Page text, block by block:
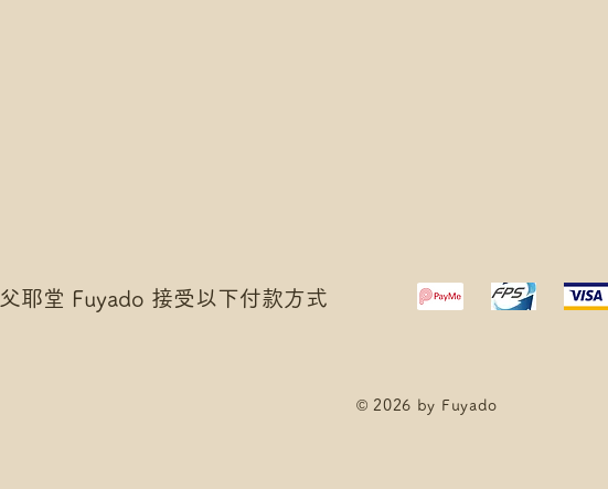
父耶堂 Fuyado 接受以下付款方式
© 2026 by Fuyado